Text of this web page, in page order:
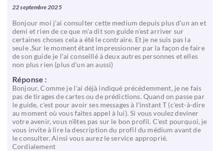
22 septembre 2025
Bonjour moi j'ai consulter cette medium depuis plus d'un an et
demi et rien de ce que m'a dit son guide n'est arriver sur
certaines choses cela a été le contraire. Et je ne suis pas la
seule .Sur le moment étant impressionner par la façon de faire
de son guide je l'ai conseillé à deux autres personnes et elles
non plus rien (plus d'un an aussi)
Réponse :
Bonjour, Comme je l'ai déjà indiqué précédemment, je ne fais
pas de tirages de cartes ou de prédictions. Quand on passe par
le guide, c'est pour avoir ses messages à l'instant T (c'est-à-dire
au moment où vous faites appel à lui). Si vous voulez deviner
votre avenir, vous n'êtes pas sur le bon profil. C'est pourquoi, je
vous invite à lire la description du profil du médium avant de
le consulter. Ainsi vous aurez le service approprié.
Cordialement